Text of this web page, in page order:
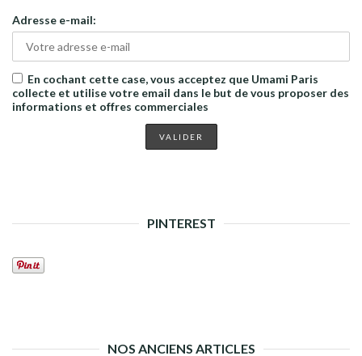
Adresse e-mail:
En cochant cette case, vous acceptez que Umami Paris
collecte et utilise votre email dans le but de vous proposer des
informations et offres commerciales
PINTEREST
NOS ANCIENS ARTICLES